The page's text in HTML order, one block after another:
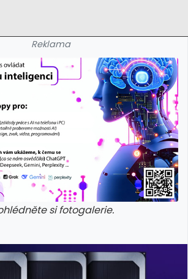
Reklama
si fotogalerie.